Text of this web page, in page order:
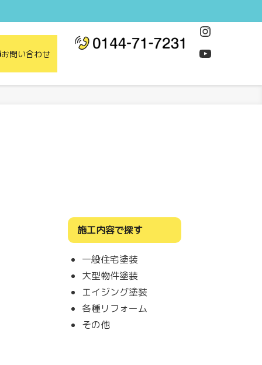
お問い合わせ
施工内容で探す
一般住宅塗装
大型物件塗装
エイジング塗装
各種リフォーム
その他